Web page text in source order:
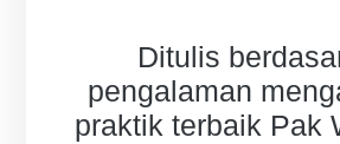
Ditulis
pengalaman
praktik terbaik Pak